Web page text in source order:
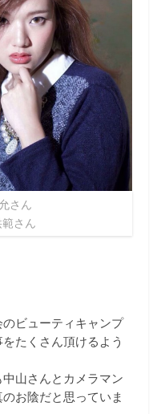
さん
さん
ビューティキャンプ
たくさん頂けるよう
山さんとカメラマン
お陰だと思っていま